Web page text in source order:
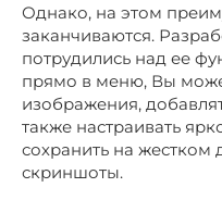
Однако, на этом
заканчиваются.
потрудились над ее
прямо в меню, Вы
изображения,
также настраивать
сохранить на жестком
скриншоты.